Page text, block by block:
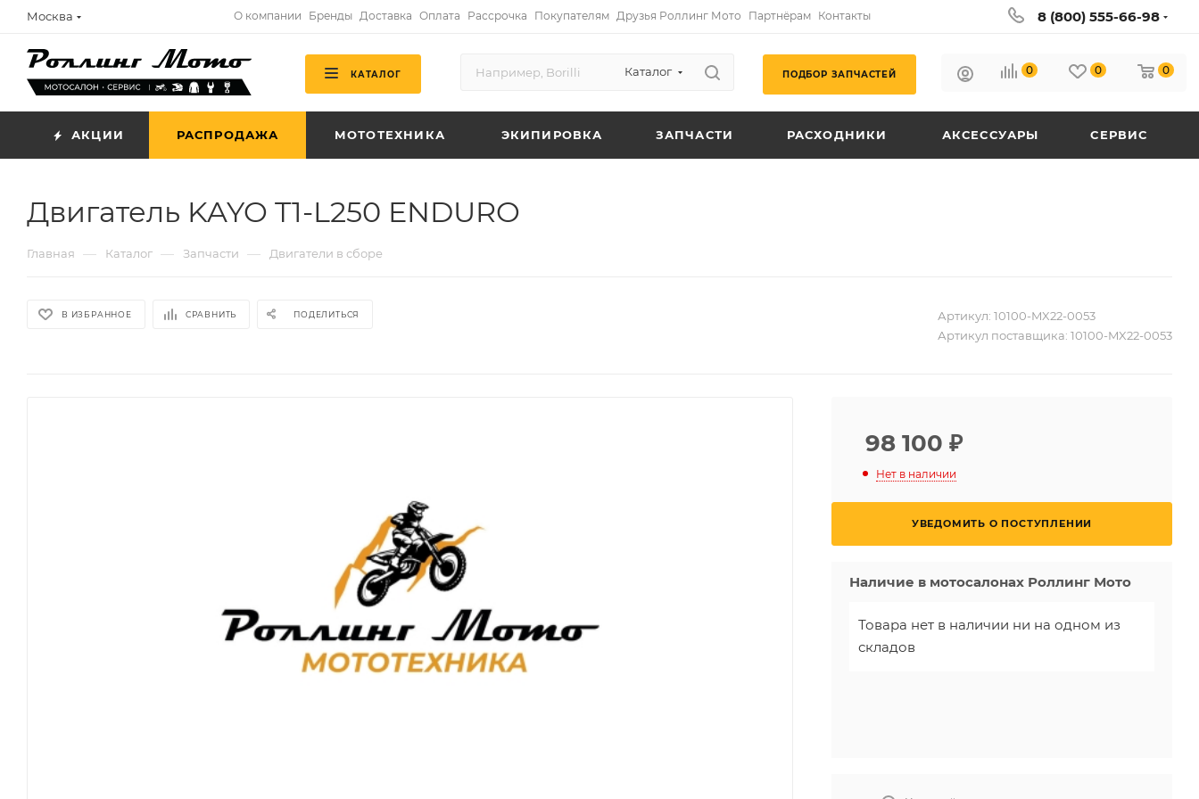
Москва О компании Бренды Доставка Оплата Рассрочка Покупателям Друзья Роллинг Мото Партнёрам Контакты 8 (800) 555-66-98
КАТАЛОГ Каталог ПОДБОР ЗАПЧАСТЕЙ 0 0 0
АКЦИИ РАСПРОДАЖА МОТОТЕХНИКА ЭКИПИРОВКА ЗАПЧАСТИ РАСХОДНИКИ АКСЕССУАРЫ СЕРВИС
Двигатель KAYO T1-L250 ENDURO
Главная — Каталог — Запчасти — Двигатели в сборе
В ИЗБРАННОЕ СРАВНИТЬ ПОДЕЛИТЬСЯ Артикул: 10100-MX22-0053
Артикул поставщика: 10100-MX22-0053
98 100 ₽
Нет в наличии
УВЕДОМИТЬ О ПОСТУПЛЕНИИ
Наличие в мотосалонах Роллинг Мото
Товара нет в наличии ни на одном из
складов